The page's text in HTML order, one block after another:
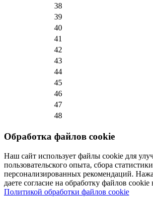
38
39
40
41
42
43
44
45
46
47
48
Обработка файлов cookie
Наш сайт использует файлы cookie для
пользовательского опыта, сбора
персонализированных рекомендаций.
даете согласие на обработку файлов cookie
Политикой обработки файлов cookie